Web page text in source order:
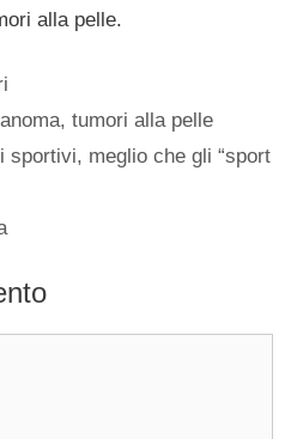
alla pelle.
,tumori alla pelle
sportivi, meglio che gli “sport